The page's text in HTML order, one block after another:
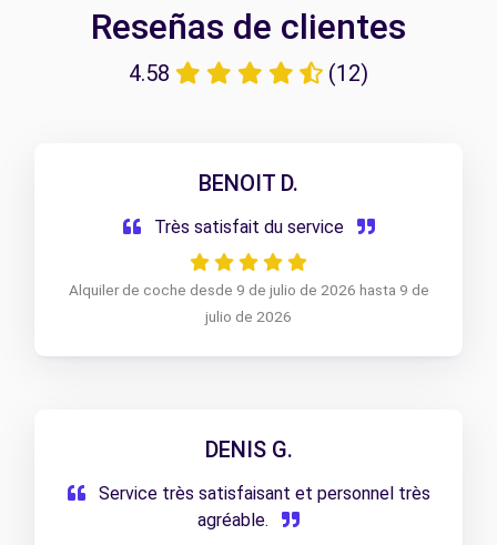
Reseñas de clientes
4.58 (12)
BENOIT D.
Très satisfait du service
Alquiler de coche desde 9 de julio de 2026 hasta 9 de
julio de 2026
DENIS G.
Service très satisfaisant et personnel très
agréable.